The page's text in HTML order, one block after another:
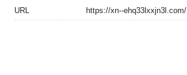
URL https://xn--ehq33lxxjn3l.com/